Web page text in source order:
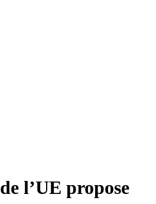
l’UE propose